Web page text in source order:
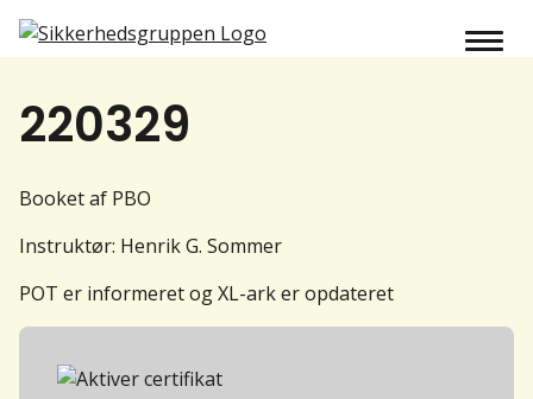
220329
Booket af PBO
Instruktør: Henrik G. Sommer
POT er informeret og XL-ark er opdateret